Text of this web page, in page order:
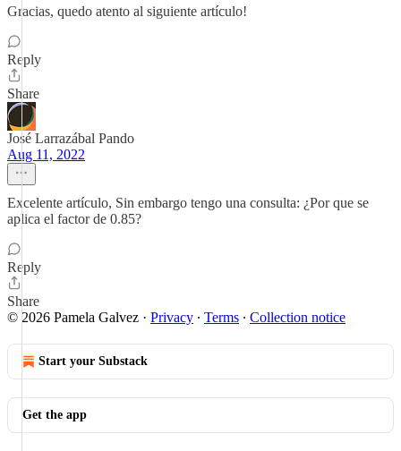
Gracias, quedo atento al siguiente artículo!
Reply
Share
José Larrazábal Pando
Aug 11, 2022
Excelente artículo, Sin embargo tengo una consulta: ¿Por que se
aplica el factor de 0.85?
Reply
Share
© 2026 Pamela Galvez · Privacy ∙ Terms ∙ Collection notice
Start your Substack
Get the app